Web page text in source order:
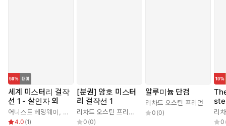
세계 미스터리 걸작
선 1 - 살인자 외
어니스트 헤밍웨이 로버트 유스터스,대실 해밋 리차드 오스틴 프리먼 프리
4.0 (1)
[분권] 암호 미스터
리 걸작선 1
리차드 오스틴 프리먼 멜빌 데이비슨 포스트 정태원
0 (0)
알루미늄 단검
리차드 오스틴 프리먼
0 (0) 리
0